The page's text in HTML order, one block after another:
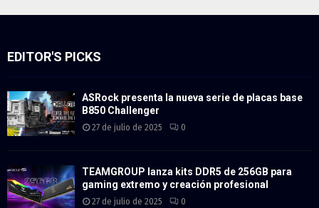
EDITOR'S PICKS
ASRock presenta la nueva serie de placas base
B850 Challenger
27 de julio de 2025 0
TEAMGROUP lanza kits DDR5 de 256GB para
gaming extremo y creación profesional
27 de julio de 2025 0